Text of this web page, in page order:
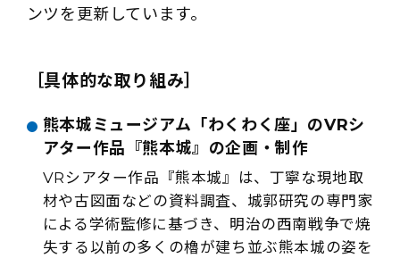
ンツを更新しています。
［具体的な取り組み］
熊本城ミュージアム「わくわく座」のVRシ
アター作品『熊本城』の企画・制作
VRシアター作品『熊本城』は、丁寧な現地取
材や古図面などの資料調査、城郭研究の専門家
による学術監修に基づき、明治の西南戦争で焼
失する以前の多くの櫓が建ち並ぶ熊本城の姿を